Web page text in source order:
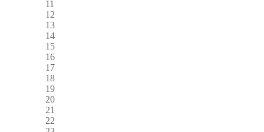
11
12
13
14
15
16
17
18
19
20
21
22